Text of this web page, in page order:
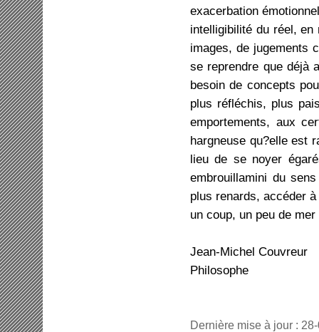
exacerbation
intelligibilité du réel,
images, de jugements
se reprendre que déjà
besoin de concepts
plus réfléchis, plus
emportements, aux
hargneuse qu?elle est
lieu de se noyer
embrouillamini du
plus renards, accéder
un coup, un peu de
Jean-Michel Couvreur
Philosophe
Dernière mise à jour :